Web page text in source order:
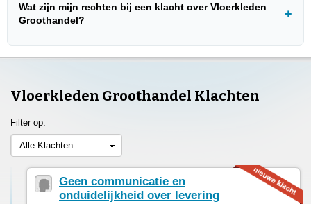
Wat zijn mijn rechten bij een klacht over Vloerkleden
Groothandel?
Vloerkleden Groothandel Klachten
Filter op:
Alle Klachten
Geen communicatie en
onduidelijkheid over levering